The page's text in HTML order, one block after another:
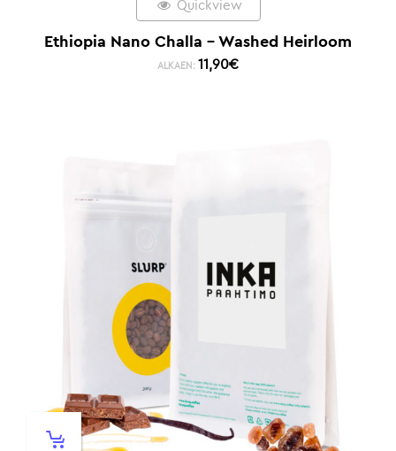
Quickview
Ethiopia Nano Challa – Washed Heirloom
ALKAEN: 11,90€